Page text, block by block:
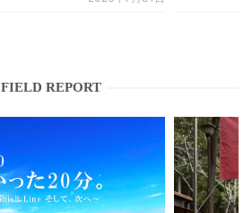
FIELD REPORT